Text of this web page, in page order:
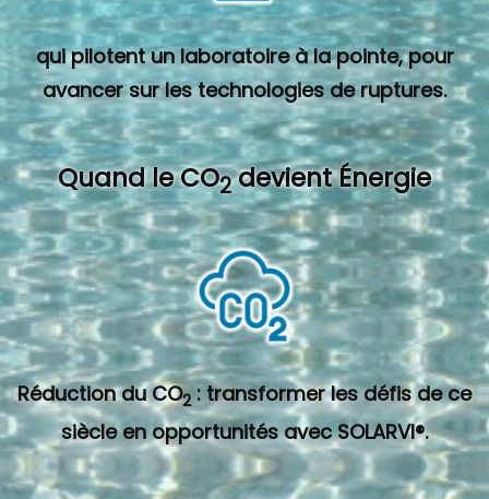
qui pilotent un laboratoire à la pointe, pour
avancer sur les technologies de ruptures.
Quand le CO2devient Énergie
Réduction du CO2 : transformer les défis de ce
siècle en opportunités avec SOLARVI®.